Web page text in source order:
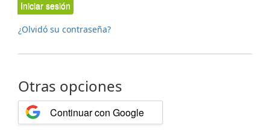
Iniciar sesión
¿Olvidó su contraseña?
Otras opciones
Continuar con Google